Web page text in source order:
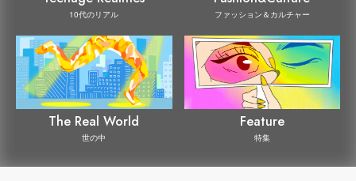
10代のリアル ファッション＆カルチャー
The Real World
世の中
Feature
特集